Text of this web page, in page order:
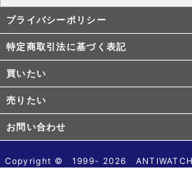
プライバシーポリシー
特定商取引法に基づく表記
買いたい
売りたい
お問い合わせ
Copyright © 1999- 2026